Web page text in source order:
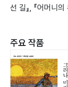
선 길』, 『어머니
주요 작품